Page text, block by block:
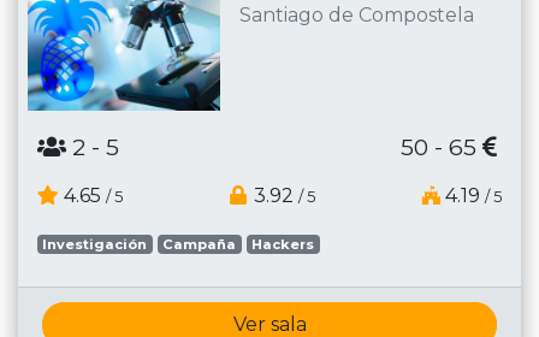
Santiago de Compostela
2 - 5 50 - 65
4.65 / 5 3.92 / 5 4.19 / 5
Investigación Campaña Hackers
Ver sala